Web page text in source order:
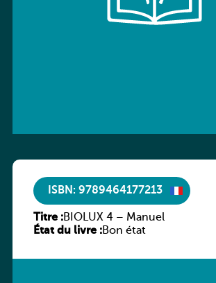
ISBN: 9789464177213
Titre :BIOLUX 4 – Manuel
État du livre :Bon état